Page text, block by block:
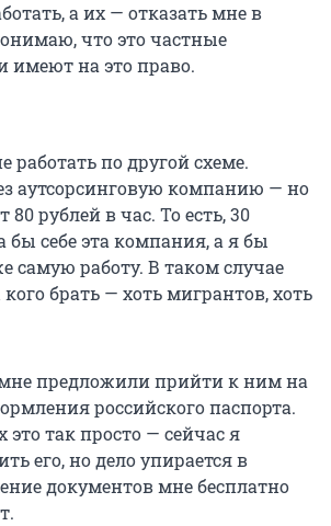
а их — отказать мне в
что это частные
имеют на это право.
по другой схеме.
аутсорсинговую компанию — но
80 рублей в час. То есть, 30
бы себе эта компания, а я бы
самую работу. В таком случае
брать — хоть мигрантов, хоть
предложили прийти к ним на
российского паспорта.
так просто — сейчас я
его, но дело упирается в
документов мне бесплатно